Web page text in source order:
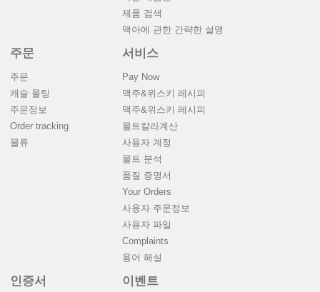
제품 검색
맥아에 관한 간략한 설명
주문
주문
캐슬 몰팅
주문정보
Order tracking
물류
서비스
Pay Now
맥주&위스키 레시피
맥주&위스키 레시피
몰트칼라계산
사용자 계정
몰트 분석
품질 증명서
Your Orders
사용자 주문정보
사용자 파일
Complaints
용어 해설
인증서 이벤트